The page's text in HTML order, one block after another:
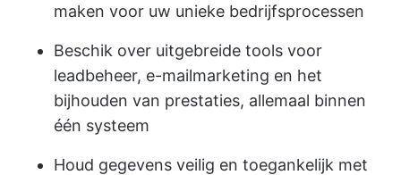
maken voor uw unieke bedrijfsprocessen
Beschik over uitgebreide tools voor
leadbeheer, e-mailmarketing en het
bijhouden van prestaties, allemaal binnen
één systeem
Houd gegevens veilig en toegankelijk met